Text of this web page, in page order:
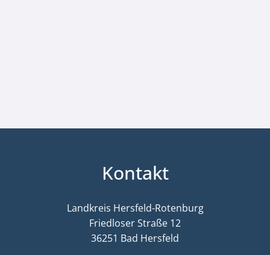
Kontakt
Landkreis Hersfeld-Rotenburg
Friedloser Straße 12
36251 Bad Hersfeld